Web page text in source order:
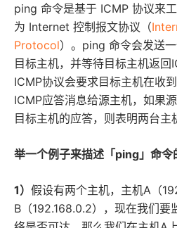
ping 命令是基于 ICMP 协议来
为 Internet 控制报文协议（
Protocol）。ping 命令会发送
目标主机，并等待目标主机返回
ICMP协议会要求目标主机在收
ICMP应答消息给源主机，如果
目标主机的应答，则表明两台主
举一个例子来描述「ping」命令
1） 假设有两个主机，主机A（
B（192.168.0.2），现在我们要